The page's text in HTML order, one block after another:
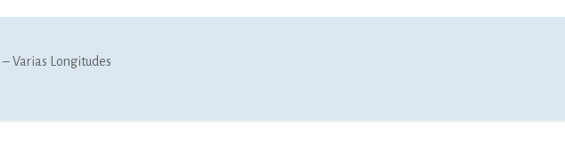
Varias Longitudes